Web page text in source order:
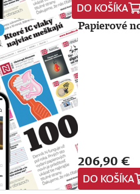
DO KOŠÍKA
Papierové
206,90 €
DO KOŠÍKA